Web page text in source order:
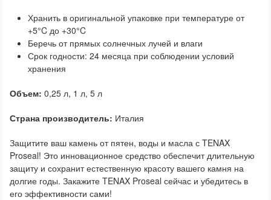
Хранить в оригинальной упаковке при температуре от
+5°C до +30°C
Беречь от прямых солнечных лучей и влаги
Срок годности: 24 месяца при соблюдении условий
хранения
Объем: 0,25 л, 1 л, 5 л
Страна производитель: Италия
Защитите ваш камень от пятен, воды и масла с TENAX
Proseal! Это инновационное средство обеспечит длительную
защиту и сохранит естественную красоту вашего камня на
долгие годы. Закажите TENAX Proseal сейчас и убедитесь в
его эффективности сами!